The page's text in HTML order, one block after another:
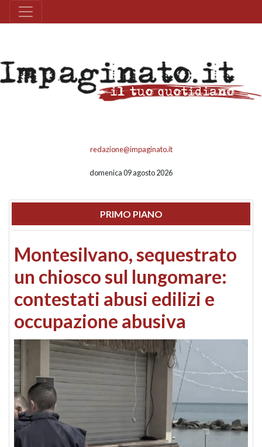
redazione@impaginato.it
domenica 09 agosto 2026
PRIMO PIANO
Montesilvano, sequestrato
un chiosco sul lungomare:
contestati abusi edilizi e
occupazione abusiva